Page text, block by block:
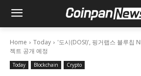
Home Today
'도시(DOSI)', 핑거랩스 블루칩
젝트 공개 예정
Today Blockchain Crypto